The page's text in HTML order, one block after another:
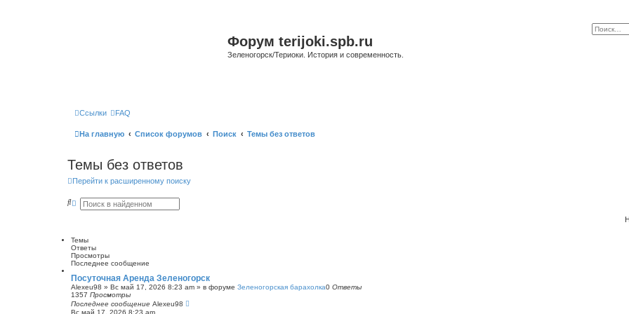
Форум terijoki.spb.ru
Зеленогорск/Териоки. История и современность.
Ссылки FAQ
На главную Список форумов Поиск Темы без ответов
Темы без ответов
Перейти к расширенному поиску
П Р
р
е
н
н
ы
й
п
о
и
Темы
Ответы
Просмотры
Последнее сообщение
Посуточная Аренда Зеленогорск
Alexeu98 » Вс май 17, 2026 8:23 am » в форуме Зеленогорская барахолка0 Ответы
1357 Просмотры
Последнее сообщение Alexeu98
Вс май 17, 2026 8:23 am